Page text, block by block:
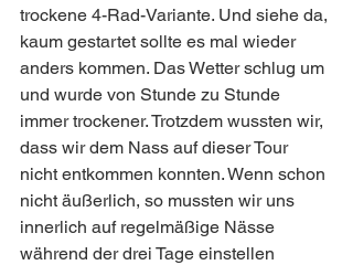
trockene 4-Rad-Variante. Und siehe da,
kaum gestartet sollte es mal wieder
anders kommen. Das Wetter schlug um
und wurde von Stunde zu Stunde
immer trockener. Trotzdem wussten wir,
dass wir dem Nass auf dieser Tour
nicht entkommen konnten. Wenn schon
nicht äußerlich, so mussten wir uns
innerlich auf regelmäßige Nässe
während der drei Tage einstellen